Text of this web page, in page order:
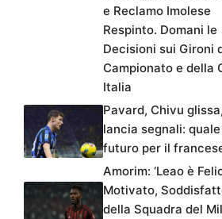
e Reclamo Imolese
Respinto. Domani le
Decisioni sui Gironi
Campionato e della
Italia
Pavard, Chivu
lancia segnali: quale
futuro per il
Amorim: ‘Leao è
Motivato,
della Squadra del